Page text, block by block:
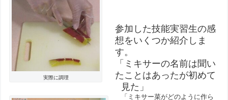
実際に調理
参加した技能実習生の感
想をいくつか紹介しま
す。
「ミキサーの名前は聞い
たことはあったが初めて
見た」
「ミキサー菜がどのように作ら